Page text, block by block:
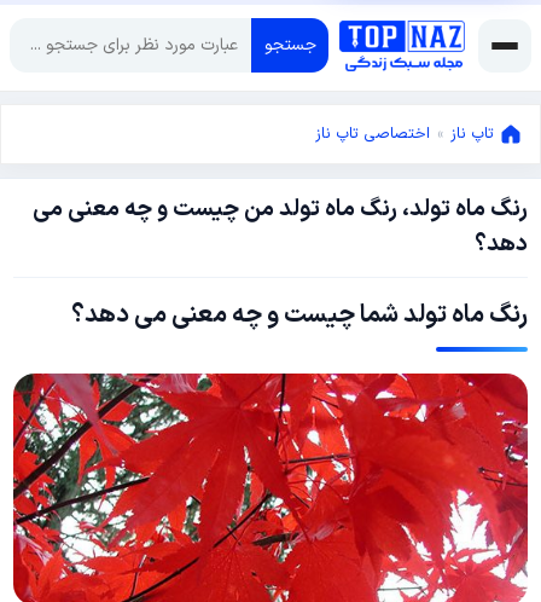
جستجو
تاپ ناز » اختصاصی تاپ ناز
رنگ ماه تولد، رنگ ماه تولد من چیست و چه معنی می
دهد؟
ژوئن
12,
رنگ ماه تولد شما چیست و چه معنی می دهد؟